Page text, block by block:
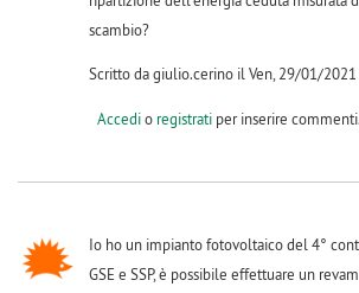
scambio?
Scritto da giulio.cerino il Ven, 29/01/2021
Accedio registratiper inserire commenti.
Io ho un impianto fotovoltaico del 4°
GSE e SSP, è possibile effettuare un